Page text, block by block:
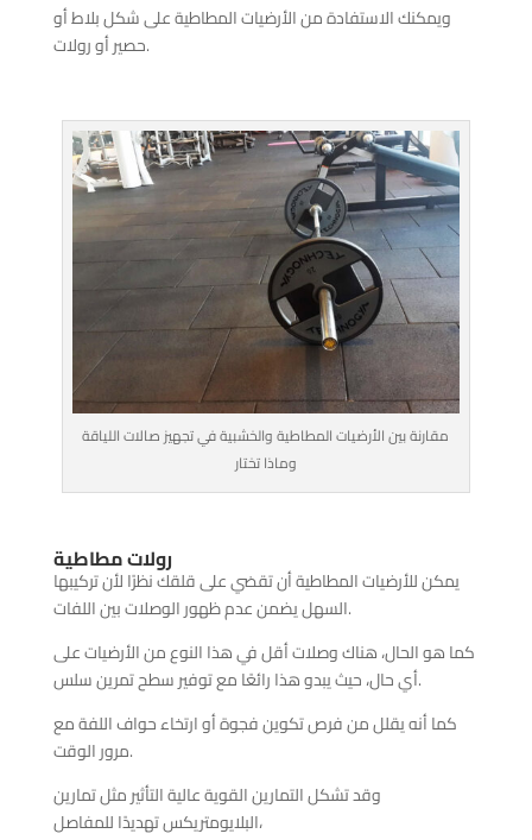
ويمكنك الاستفادة من الأرضيات المطاطية على شكل بلاط أو
حصير أو رولات.
مقارنة بين الأرضيات المطاطية والخشبية في تجهيز صالات اللياقة
وماذا تختار
رولات مطاطية
يمكن للأرضيات المطاطية أن تقضي على قلقك نظرًا لأن تركيبها
السهل يضمن عدم ظهور الوصلات بين اللفات.
كما هو الحال، هناك وصلات أقل في هذا النوع من الأرضيات على
أي حال، حيث يبدو هذا رائعًا مع توفير سطح تمرين سلس.
كما أنه يقلل من فرص تكوين فجوة أو ارتخاء حواف اللفة مع
مرور الوقت.
وقد تشكل التمارين القوية عالية التأثير مثل تمارين
البلايومتريكس تهديدًا للمفاصل،